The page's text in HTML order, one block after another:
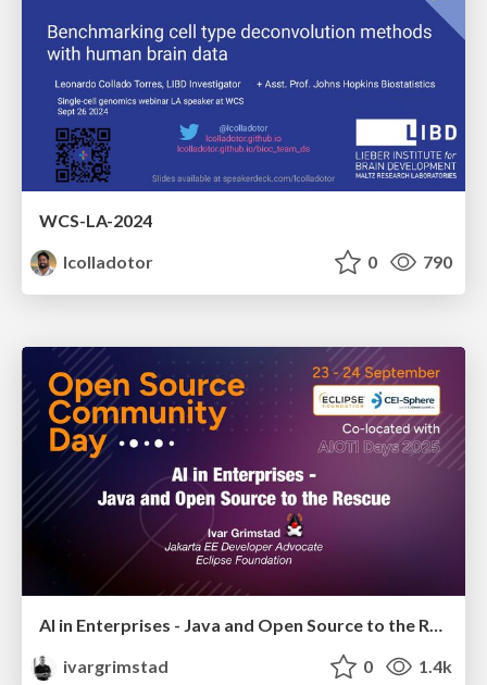
WCS-LA-2024
lcolladotor
0 790
AI in Enterprises - Java and Open Source to the Rescue
ivargrimstad
0 1.4k